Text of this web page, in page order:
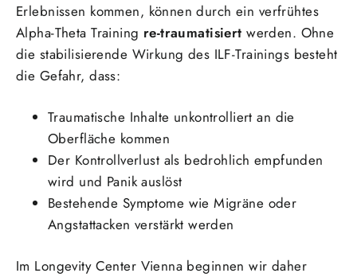
Erlebnissen kommen, können durch ein verfrühtes
Alpha-Theta Training re-traumatisiert werden. Ohne
die stabilisierende Wirkung des ILF-Trainings besteht
die Gefahr, dass:
Traumatische Inhalte unkontrolliert an die
Oberfläche kommen
Der Kontrollverlust als bedrohlich empfunden
wird und Panik auslöst
Bestehende Symptome wie Migräne oder
Angstattacken verstärkt werden
Im Longevity Center Vienna beginnen wir daher